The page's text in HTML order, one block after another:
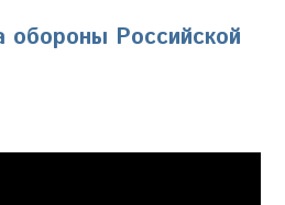
обороны Российской